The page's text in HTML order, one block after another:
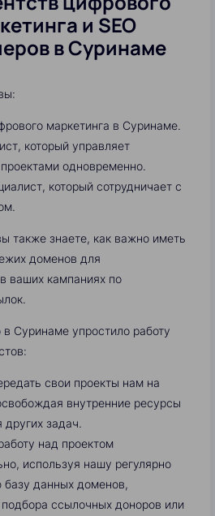
и SEO
в Суринаме
маркетинга в Суринаме.
который управляет
одновременно.
который сотрудничает с
также знаете, как важно иметь
доменов для
ваших кампаниях по
в Суринаме упростило работу
свои проекты нам на
внутренние ресурсы
задач.
над проектом
используя нашу регулярно
данных доменов,
ссылочных доноров или